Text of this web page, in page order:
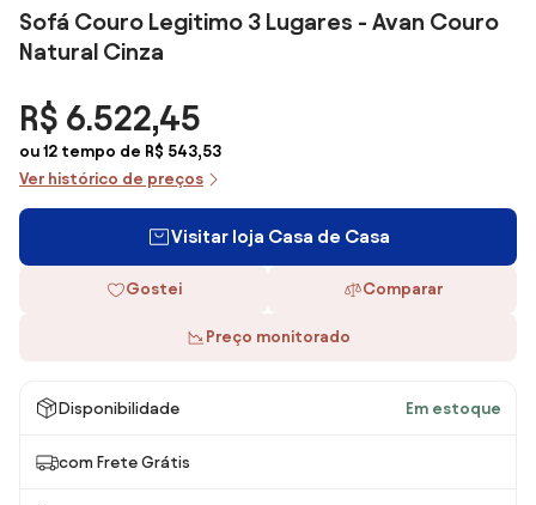
Sofá Couro Legitimo 3 Lugares - Avan Couro
Natural Cinza
R$ 6.522,45
ou 12 tempo de R$ 543,53
Ver histórico de preços
Visitar loja Casa de Casa
Gostei Comparar
Preço monitorado
Disponibilidade Em estoque
com Frete Grátis